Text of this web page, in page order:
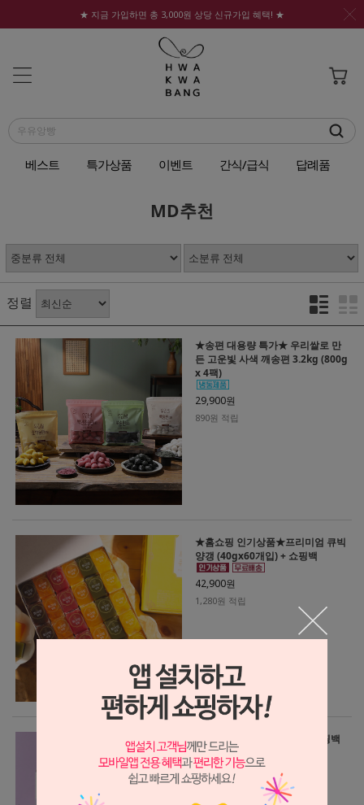
★ 지금 가입하면 총 3,000원 상당 신규가입 혜택! ★
베스트 특가상품 이벤트 간식/급식 답례품
MD추천
정렬
★송편 대용량 특가★ 우리쌀로 만
든 고운빛 사색 깨송편 3.2kg (800g
x 4팩)
29,900원
890원 적립
★홈쇼핑 인기상품★프리미엄 큐빅
양갱 (40gx60개입) + 쇼핑백
42,900원
1,280원 적립
우리쌀전병세트(18개입) + 쇼핑백
21,900원
650원 적립